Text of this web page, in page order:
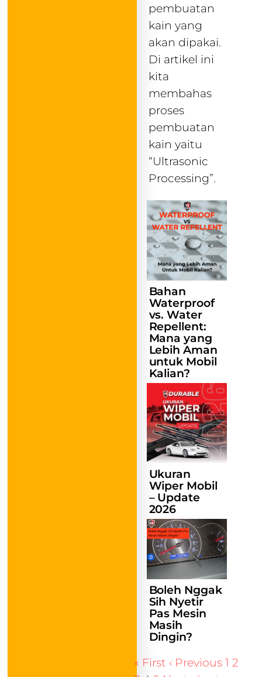
pembuatan
kain yang
akan dipakai.
Di artikel ini
kita
membahas
proses
pembuatan
kain yaitu
“Ultrasonic
Processing”.
Bahan
Waterproof
vs. Water
Repellent:
Mana yang
Lebih Aman
untuk Mobil
Kalian?
Ukuran
Wiper Mobil
– Update
2026
Boleh Nggak
Sih Nyetir
Pas Mesin
Masih
Dingin?
« First ‹ Previous 1 2